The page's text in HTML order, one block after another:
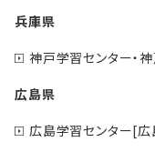
兵庫県
神戸学習センター・
広島県
広島学習センター[